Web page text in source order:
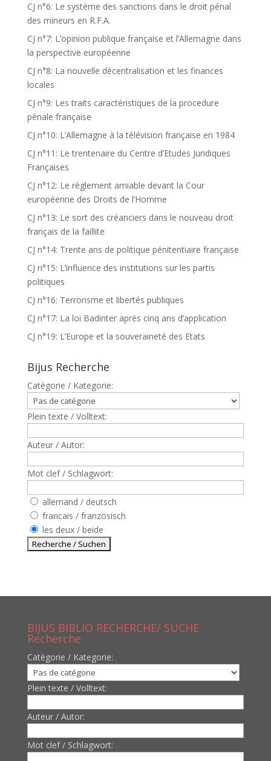
CJ n°6: Le système des sanctions dans le droit pénal
des mineurs en R.F.A.
CJ n°7: L’opinion publique française et l’Allemagne dans
la perspective européenne
CJ n°8: La nouvelle décentralisation et les finances
locales
CJ n°9: Les traits caractéristiques de la procedure
pénale française
CJ n°10: L’Allemagne à la télévision française en 1984
CJ n°11: Le trentenaire du Centre d’Etudes Juridiques
Françaises
CJ n°12: Le règlement amiable devant la Cour
européenne des Droits de l’Homme
CJ n°13: Le sort des créanciers dans le nouveau droit
français de la faillite
CJ n°14: Trente ans de politique pénitentiaire française
CJ n°15: L’influence des institutions sur les partis
politiques
CJ n°16: Terrorisme et libertés publiques
CJ n°17: La loi Badinter après cinq ans d’application
CJ n°19: L’Europe et la souveraineté des Etats
Bijus Recherche
Catègorie / Kategorie:
Plein texte / Volltext:
Auteur / Autor:
Mot clef / Schlagwort:
allemand / deutsch
francais / französisch
les deux / beide
BIJUS BIBLIO RECHERCHE/ SUCHE
Recherche
Catègorie / Kategorie:
Plein texte / Volltext:
Auteur / Autor:
Mot clef / Schlagwort: